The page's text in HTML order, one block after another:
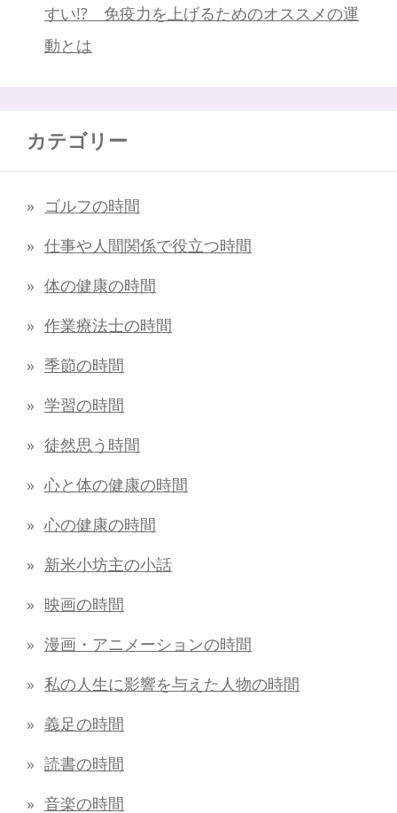
すい!? 免疫力を上げるためのオススメの運
動とは
カテゴリー
ゴルフの時間
仕事や人間関係で役立つ時間
体の健康の時間
作業療法士の時間
季節の時間
学習の時間
徒然思う時間
心と体の健康の時間
心の健康の時間
新米小坊主の小話
映画の時間
漫画・アニメーションの時間
私の人生に影響を与えた人物の時間
義足の時間
読書の時間
音楽の時間